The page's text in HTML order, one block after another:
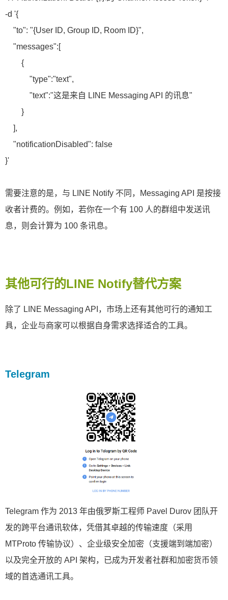
-d '{
"to": "{User ID, Group ID, Room ID}",
"messages":[
{
"type":"text",
"text":"这是来自 LINE Messaging API 的讯息"
}
],
"notificationDisabled": false
}'
需要注意的是，与 LINE Notify 不同，Messaging API 是按接
收者计费的。例如，若你在一个有 100 人的群组中发送讯
息，则会计算为 100 条讯息。 ​
其他可行的LINE Notify替代方案
除了 LINE Messaging API，市场上还有其他可行的通知工
具，企业与商家可以根据自身需求选择适合的工具。 ​
Telegram
Telegram 作为 2013 年由俄罗斯工程师 Pavel Durov 团队开
发的跨平台通讯软体，凭借其卓越的传输速度（采用
MTProto 传输协议）、企业级安全加密（支援端到端加密）
以及完全开放的 API 架构，已成为开发者社群和加密货币领
域的首选通讯工具。